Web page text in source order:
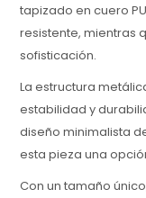
tapizado en cuero
resistente, mientras
sofisticación.
La estructura
estabilidad y
diseño minimalista
esta pieza una
Con un tamaño